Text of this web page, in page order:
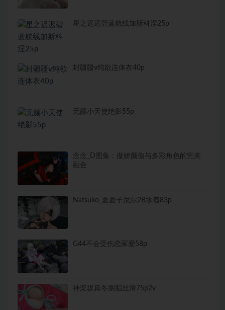
星之迟迟碧蓝航线加斯科涅25p
封疆疆v纯欲连体衣40p
无颜小天使绝影55p
念念_D图集：傲娇颜值与多彩角色的完美
融合
Natsuko_夏夏子尼尔2B水着83p
G44不会受伤恋冢爱58p
神楽坂真冬胭脂丝滑75p2v